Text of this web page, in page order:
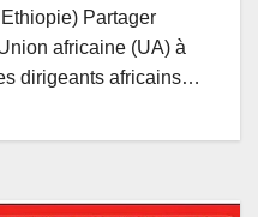
Partager
africaine (UA) à
dirigeants africains…